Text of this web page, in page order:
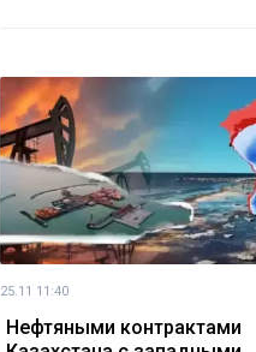
25.11 11:40
Нефтяными контрактами